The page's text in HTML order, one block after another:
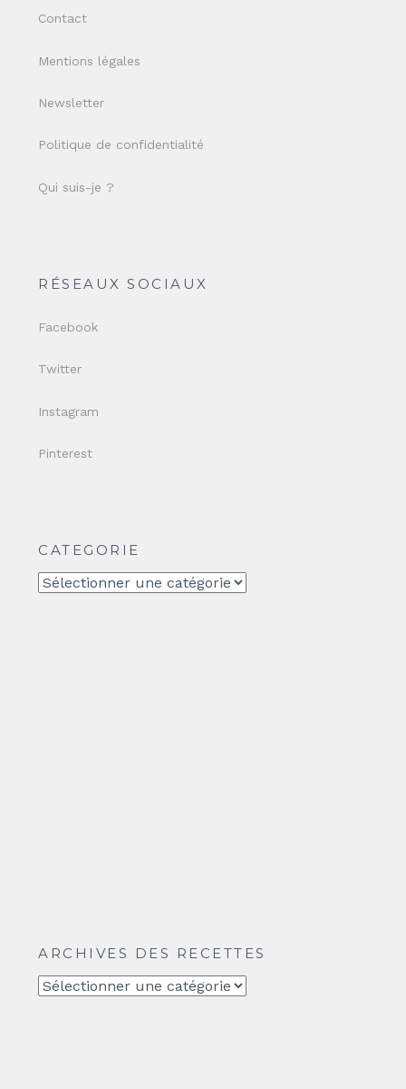
Contact
Mentions légales
Newsletter
Politique de confidentialité
Qui suis-je ?
RÉSEAUX SOCIAUX
Facebook
Twitter
Instagram
Pinterest
CATEGORIE
CATEGORIE
ARCHIVES DES RECETTES
Archives